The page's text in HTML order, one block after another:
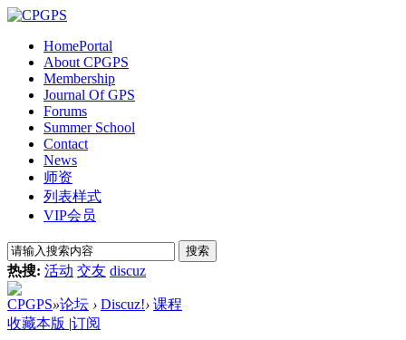
HomePortal
About CPGPS
Membership
Journal Of GPS
Forums
Summer School
Contact
News
师资
列表样式
VIP会员
搜索
热搜: 活动 交友 discuz
CPGPS»论坛 › Discuz!› 课程
收藏本版 |订阅